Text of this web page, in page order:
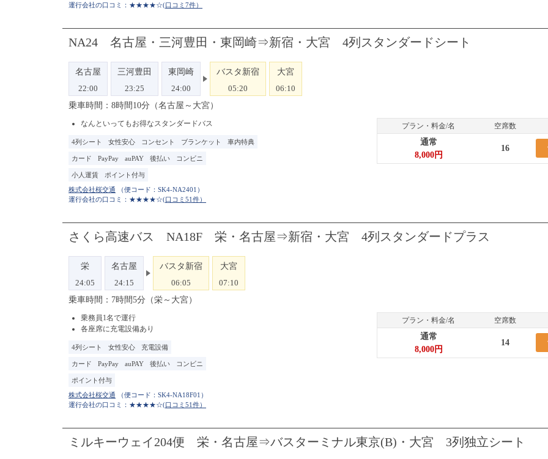
運行会社の口コミ：★★★★☆(口コミ7件）
NA24 名古屋・三河豊田・東岡崎⇒新宿・大宮 4列スタンダードシート
（便コード： SK4-NA2401 ）
運行会社の口コミ：★★★★☆(口コミ51件）
名古屋
22:00
三河豊田
23:25
東岡崎
24:00
バスタ新宿
05:20
大宮
06:10
乗車時間：8時間10分（名古屋～大宮）
4列シート 女性安心 コンセント ブランケット 車内特典
なんといってもお得なスタンダードバス
カード PayPay auPAY 後払い コンビニ
小人運賃 ポイント付与
プラン・料金/名 空席数
通常
8,000円
16
さくら高速バス NA18F 栄・名古屋⇒新宿・大宮 4列スタンダードプラス
（便コード： SK4-NA18F01 ）
運行会社の口コミ：★★★★☆(口コミ51件）
栄
24:05
名古屋
24:15
バスタ新宿
06:05
大宮
07:10
乗車時間：7時間5分（栄～大宮）
4列シート 女性安心 充電設備
乗務員1名で運行
各座席に充電設備あり
カード PayPay auPAY 後払い コンビニ
ポイント付与
プラン・料金/名 空席数
通常
8,000円
14
ミルキーウェイ204便 栄・名古屋⇒バスターミナル東京(B)・大宮 3列独立シート